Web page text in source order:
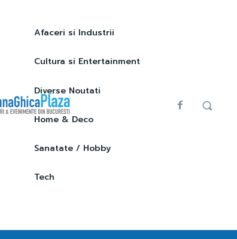
Afaceri si Industrii
Cultura si Entertainment
Diverse Noutati
Home & Deco
Sanatate / Hobby
Tech